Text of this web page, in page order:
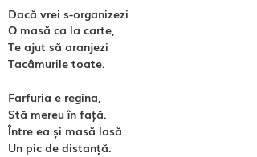
Dacă vrei s-organizezi
O masă ca la carte,
Te ajut să aranjezi
Tacâmurile toate.
Farfuria e regina,
Stă mereu în față.
Între ea și masă lasă
Un pic de distanță.